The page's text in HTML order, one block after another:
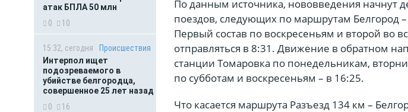
атак БПЛА 50 млн
0
10
15:32, сегодня
Происшествия
Интерпол ищет
подозреваемого в
убийстве белгородца,
совершенное 25 лет назад
0
16
По данным источника, нововведения начнут
поездов, следующих по маршрутам Белгород
Первый состав по воскресеньям и второй во
отправляться в 8:31. Движение в обратном
станции Томаровка по понедельникам,
по субботам и воскресеньям – в 16:25.
Что касается маршрута Разъезд 134 км –